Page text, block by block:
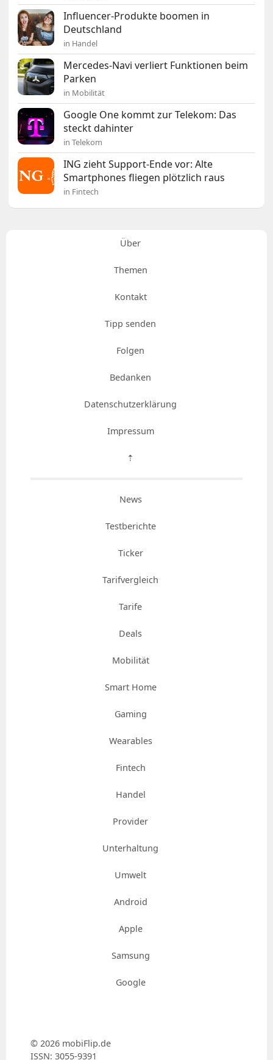
Influencer-Produkte boomen in
Deutschland
in Handel
Mercedes-Navi verliert Funktionen beim
Parken
in Mobilität
Google One kommt zur Telekom: Das
steckt dahinter
in Telekom
ING zieht Support-Ende vor: Alte
Smartphones fliegen plötzlich raus
in Fintech
Über
Themen
Kontakt
Tipp senden
Folgen
Bedanken
Datenschutzerklärung
Impressum
⇡
News
Testberichte
Ticker
Tarifvergleich
Tarife
Deals
Mobilität
Smart Home
Gaming
Wearables
Fintech
Handel
Provider
Unterhaltung
Umwelt
Android
Apple
Samsung
Google
© 2026 mobiFlip.de
ISSN: 3055-9391